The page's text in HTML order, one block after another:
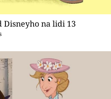
na lidi 13